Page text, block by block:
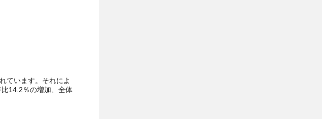
ています。それによ
14.2％の増加、全体